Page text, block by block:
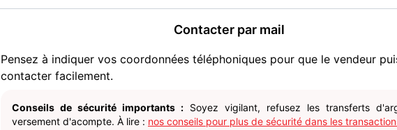
Contacter par mail
Pensez à indiquer vos coordonnées téléphoniques pour que le vendeur
contacter facilement.
Conseils de sécurité importants : Soyez vigilant, refusez les transferts
versement d'acompte. À lire : nos conseils pour plus de sécurité dans les